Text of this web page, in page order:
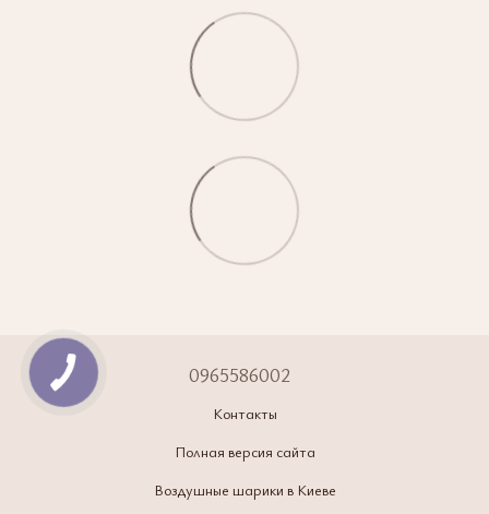
0965586002
Контакты
Полная версия сайта
Воздушные шарики в Киеве